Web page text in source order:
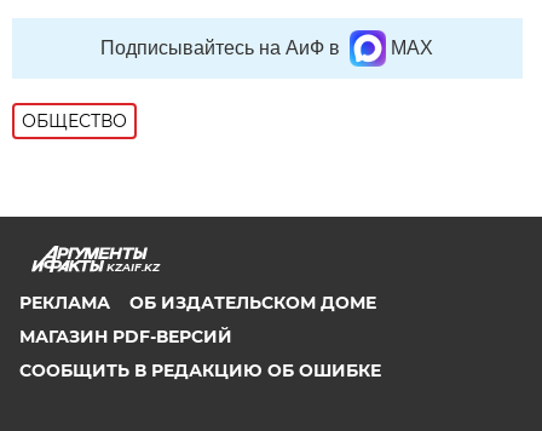
Подписывайтесь на АиФ в MAX
ОБЩЕСТВО
KZAIF.KZ
РЕКЛАМА
ОБ ИЗДАТЕЛЬСКОМ ДОМЕ
МАГАЗИН PDF-ВЕРСИЙ
СООБЩИТЬ В РЕДАКЦИЮ ОБ ОШИБКЕ